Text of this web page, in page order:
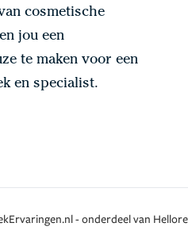
cosmetische
jou een
te maken voor een
en specialist.
- onderdeel van